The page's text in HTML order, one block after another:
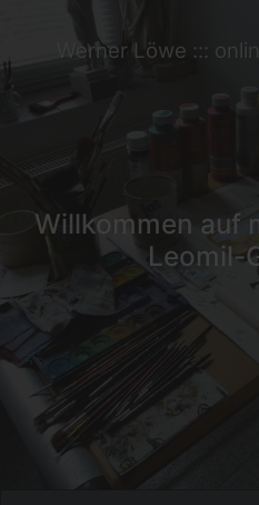
Werner Löwe :::
Willkommen auf
Leomil-